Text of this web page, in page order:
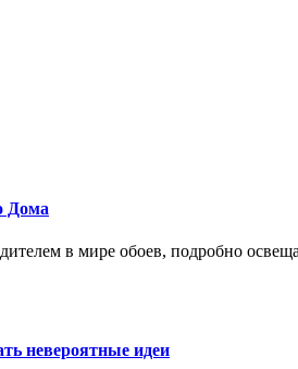
Дома
в мире обоев, подробно
невероятные идеи